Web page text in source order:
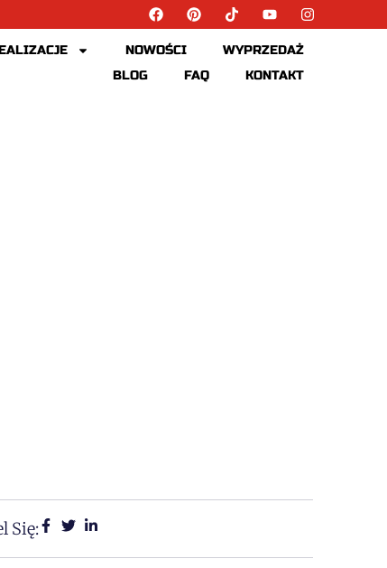
NOWOŚCI
WYPRZEDAŻ
BLOG
FAQ KONTAKT
Się: